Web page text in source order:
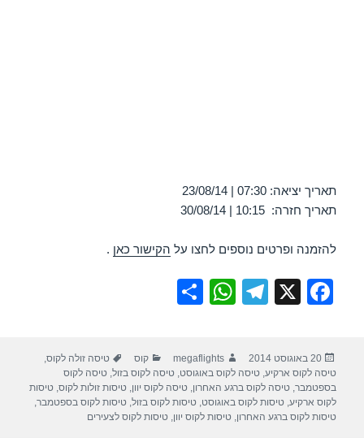
תאריך יציאה: 07:30 | 23/08/14
תאריך חזרה: 10:15 | 30/08/14
להזמנה ופרטים נוספים לחצו על הקישור כאן .
F
e
b
o
X
T
gr
a
m
W
s
A
p
e
פורסם
בתאריך
20 באוגוסט 2014 מחבר
megaflights קטגוריות
קוס תגיות
טיסה זולה לקוס,
טיסה לקוס ארקיע,טיסה לקוס באוגוסט,טיסה לקוס בזול,טיסה לקוס
בספטמבר,טיסה לקוס ברגע האחרון,טיסה לקוס יוון,טיסות זולות לקוס,טיסות
לקוס ארקיע,טיסות לקוס באוגוסט,טיסות לקוס בזול,טיסות לקוס בספטמבר,
טיסות לקוס ברגע האחרון,טיסות לקוס יוון,טיסות לקוס לצעירים